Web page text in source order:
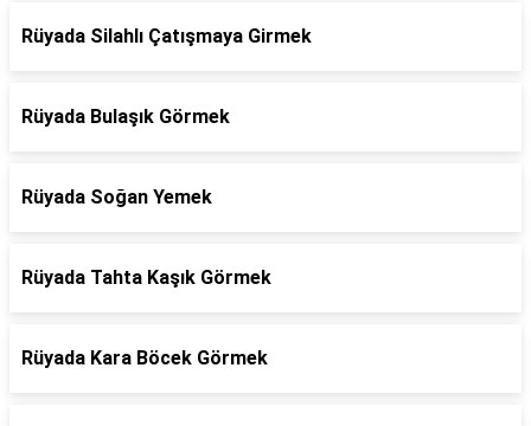
Rüyada Silahlı Çatışmaya Girmek
Rüyada Bulaşık Görmek
Rüyada Soğan Yemek
Rüyada Tahta Kaşık Görmek
Rüyada Kara Böcek Görmek